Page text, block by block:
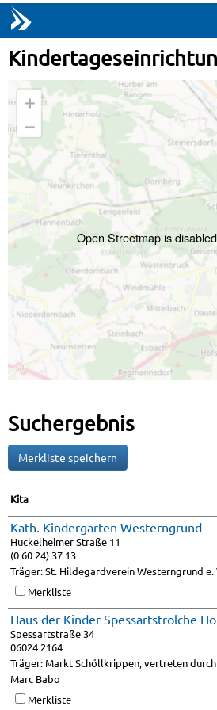
Open Streetmap is
Suchergebnis
Kita
Kath. Kindergarten Westerngrund
Huckelheimer Straße 11
(0 60 24) 37 13
Träger: St. Hildegardverein Westerngrund e.
Merkliste
Haus der Kinder Spessartstrolche
Spessartstraße 34
06024 2164
Träger: Markt Schöllkrippen, vertreten
Marc Babo
Merkliste